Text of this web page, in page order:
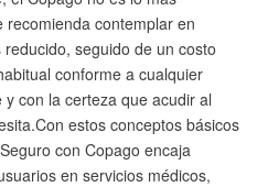
contemplar en
seguido de un costo
conforme a cualquier
con la certeza que acudir al
estos conceptos básicos
con Copago encaja
en servicios médicos,